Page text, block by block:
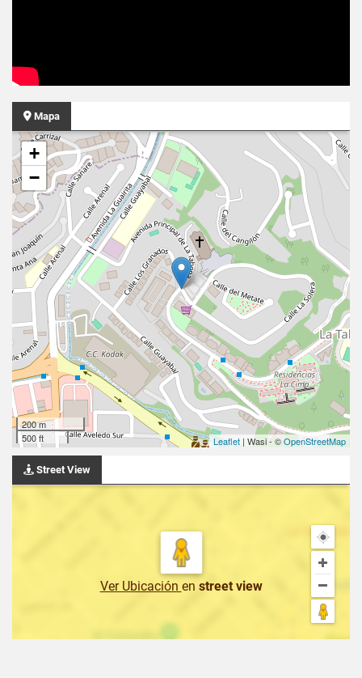
Mapa
+
−
200 m
500 ft
Leaflet | Wasi - ©OpenStreetMap
Street View
Ver Ubicación en street view